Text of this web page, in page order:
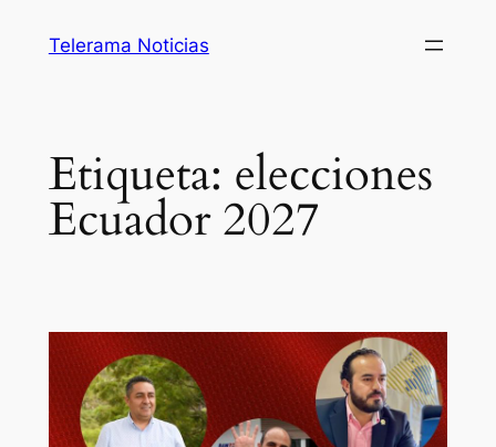
Telerama Noticias
Etiqueta: elecciones
Ecuador 2027